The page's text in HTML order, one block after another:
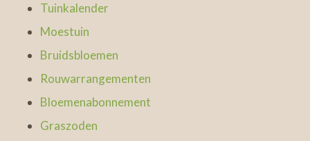
Tuinkalender
Moestuin
Bruidsbloemen
Rouwarrangementen
Bloemenabonnement
Graszoden